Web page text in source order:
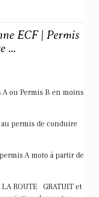
ECF | Permis
...
A ou Permis B en moins
permis de conduire
A moto à partir de
LA ROUTE GRATUIT et